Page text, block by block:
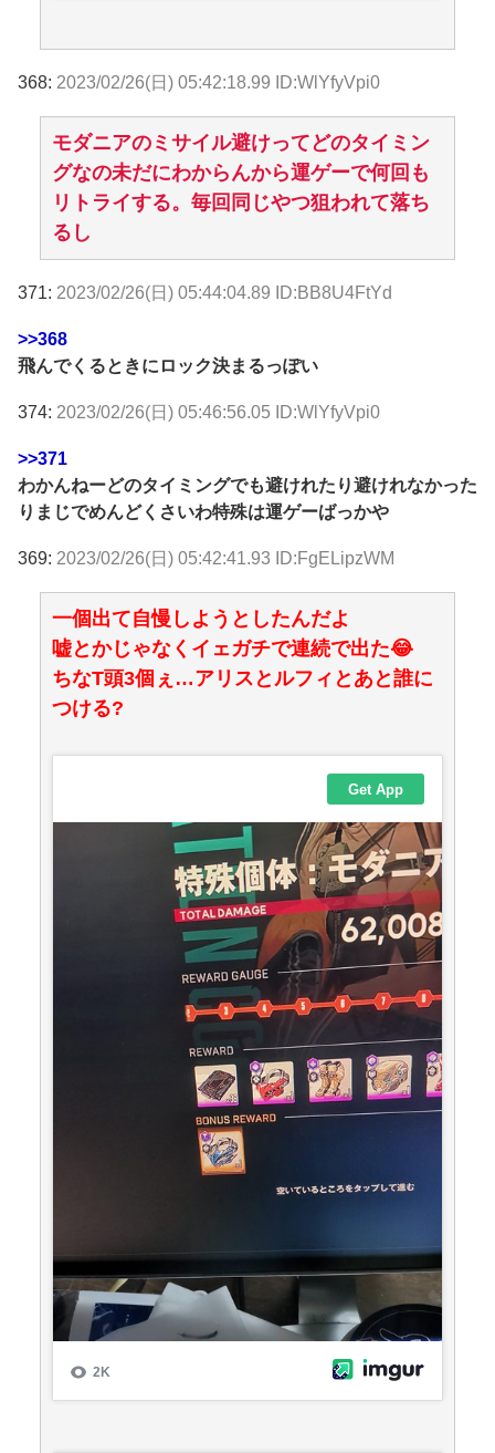
368: 2023/02/26(日) 05:42:18.99 ID:WlYfyVpi0
モダニアのミサイル避けってどのタイミン
グなの未だにわからんから運ゲーで何回も
リトライする。毎回同じやつ狙われて落ち
るし
371: 2023/02/26(日) 05:44:04.89 ID:BB8U4FtYd
>>368
飛んでくるときにロック決まるっぽい
374: 2023/02/26(日) 05:46:56.05 ID:WlYfyVpi0
>>371
わかんねーどのタイミングでも避けれたり避けれなかった
りまじでめんどくさいわ特殊は運ゲーばっかや
369: 2023/02/26(日) 05:42:41.93 ID:FgELipzWM
一個出て自慢しようとしたんだよ
嘘とかじゃなくイェガチで連続で出た😂
ちなT頭3個ぇ…アリスとルフィとあと誰に
つける?